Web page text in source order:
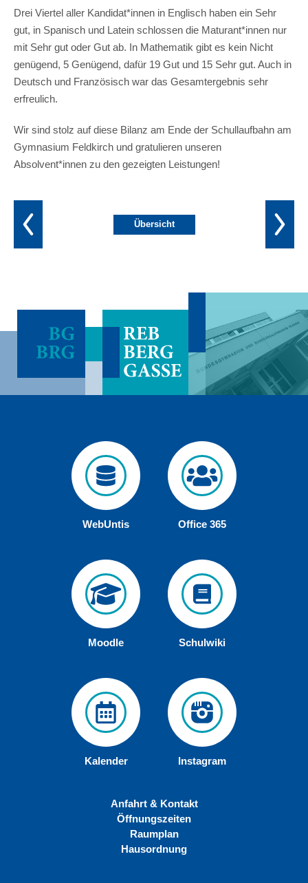
Drei Viertel aller Kandidat*innen in Englisch haben ein Sehr
gut, in Spanisch und Latein schlossen die Maturant*innen nur
mit Sehr gut oder Gut ab. In Mathematik gibt es kein Nicht
genügend, 5 Genügend, dafür 19 Gut und 15 Sehr gut. Auch in
Deutsch und Französisch war das Gesamtergebnis sehr
erfreulich.
Wir sind stolz auf diese Bilanz am Ende der Schullaufbahn am
Gymnasium Feldkirch und gratulieren unseren
Absolvent*innen zu den gezeigten Leistungen!
Übersicht
WebUntis Office 365
Moodle Schulwiki
Kalender Instagram
Anfahrt & Kontakt
Öffnungszeiten
Raumplan
Hausordnung